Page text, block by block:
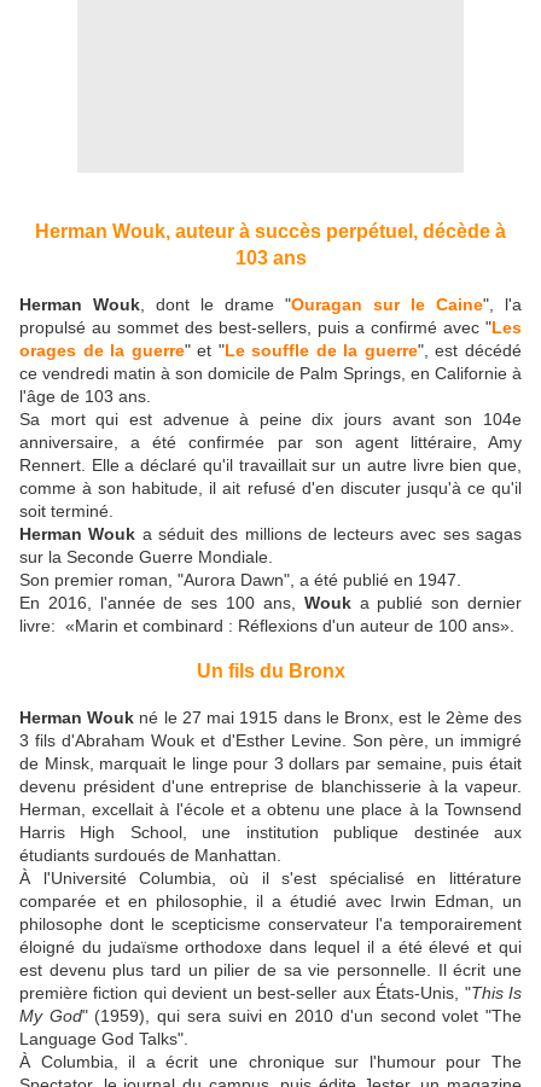
Herman Wouk, auteur à succès perpétuel, décède à
103 ans
Herman Wouk , dont le drame "Ouragan sur le Caine", l'a
propulsé au sommet des best-sellers, puis a confirmé avec "Les
orages de la guerre" et "Le souffle de la guerre", est décédé
ce vendredi matin à son domicile de Palm Springs, en Californie à
l'âge de 103 ans.
Sa mort qui est advenue à peine dix jours avant son 104e
anniversaire, a été confirmée par son agent littéraire, Amy
Rennert. Elle a déclaré qu'il travaillait sur un autre livre bien que,
comme à son habitude, il ait refusé d'en discuter jusqu'à ce qu'il
soit terminé.
Herman Wouk a séduit des millions de lecteurs avec ses sagas
sur la Seconde Guerre Mondiale.
Son premier roman, "Aurora Dawn", a été publié en 1947.
En 2016, l'année de ses 100 ans, Wouk a publié son dernier
livre: «Marin et combinard : Réflexions d'un auteur de 100 ans».
Un fils du Bronx
Herman Wouk né le 27 mai 1915 dans le Bronx, est le 2ème des
3 fils d'Abraham Wouk et d'Esther Levine. Son père, un immigré
de Minsk, marquait le linge pour 3 dollars par semaine, puis était
devenu président d'une entreprise de blanchisserie à la vapeur.
Herman, excellait à l'école et a obtenu une place à la Townsend
Harris High School, une institution publique destinée aux
étudiants surdoués de Manhattan.
À l'Université Columbia, où il s'est spécialisé en littérature
comparée et en philosophie, il a étudié avec Irwin Edman, un
philosophe dont le scepticisme conservateur l'a temporairement
éloigné du judaïsme orthodoxe dans lequel il a été élevé et qui
est devenu plus tard un pilier de sa vie personnelle. Il écrit une
première fiction qui devient un best-seller aux États-Unis, "This Is
My God" (1959), qui sera suivi en 2010 d'un second volet "The
Language God Talks".
À Columbia, il a écrit une chronique sur l'humour pour The